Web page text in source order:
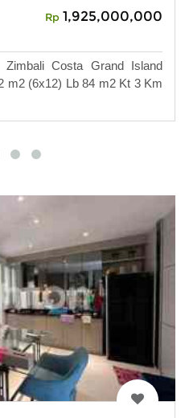
Rp 1,925,000,000
Costa Grand Island
m2 (6x12) Lb 84 m2 Kt 3 Km